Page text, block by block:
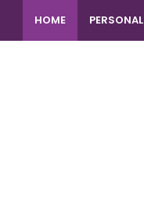
HOME PERSONAL